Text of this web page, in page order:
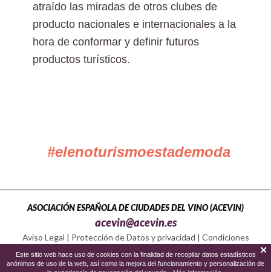
atraído las miradas de otros clubes de
producto nacionales e internacionales a la
hora de conformar y definir futuros
productos turísticos.
#elenoturismoestademoda
ASOCIACIÓN ESPAÑOLA DE CIUDADES DEL VINO (ACEVIN)
acevin@acevin.es
Aviso Legal | Protección de Datos y privacidad | Condiciones
Política de Cookies
Este sitio web hace uso de cookies con la finalidad de recopilar datos estadísticos
anónimos de uso de la web, así como la mejora del funcionamiento y personalización de